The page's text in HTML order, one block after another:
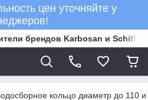
цен уточняйте у
брендов Karbosan и Schifler
кольцо диаметр до 110